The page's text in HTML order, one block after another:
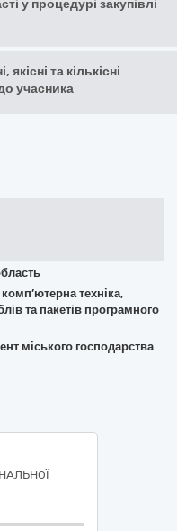
у процедурі закупівлі
та кількісні
учасника
комп’ютерна техніка,
та пакетів програмного
міського господарства